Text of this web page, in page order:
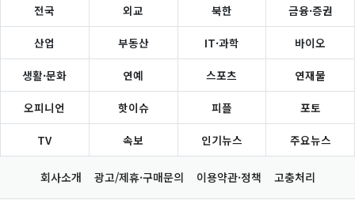
전국 외교 북한 금융·증권
산업 부동산 IT·과학 바이오
생활·문화 연예 스포츠 연재물
오피니언 핫이슈 피플 포토
TV 속보 인기뉴스 주요뉴스
회사소개 광고/제휴·구매문의 이용약관·정책 고충처리